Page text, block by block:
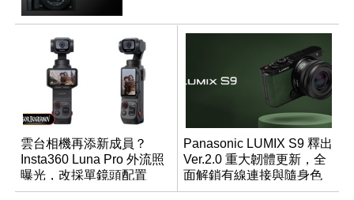
雲台相機再添新成員？
Insta360 Luna Pro 外流照
曝光，改採單鏡頭配置
Panasonic LUMIX S9 釋出
Ver.2.0 重大韌體更新，全
面解鎖有線連接與隨身色
調編輯